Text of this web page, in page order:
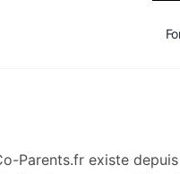
Parents.fr existe